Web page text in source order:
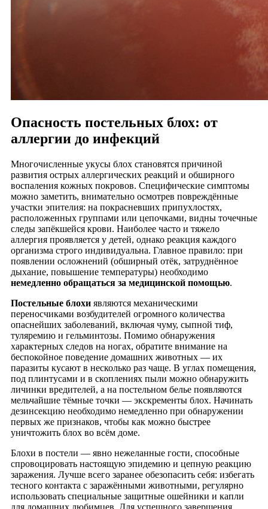
Опасность постельных блох: от
аллергии до инфекций
Многочисленные укусы блох становятся причиной
развития острых аллергических реакций и обширного
воспаления кожных покровов. Специфические симптомы
можно заметить, внимательно осмотрев повреждённые
участки эпителия: на покрасневших припухлостях,
расположенных группами или цепочками, видны точечные
следы запёкшейся крови. Наиболее часто и тяжело
аллергия проявляется у детей, однако реакция каждого
организма строго индивидуальна. Главное правило: при
появлении осложнений (обширный отёк, затруднённое
дыхание, повышение температуры) необходимо
немедленно обращаться за медицинской помощью.
Постельные блохи являются механическими
переносчиками возбудителей огромного количества
опаснейших заболеваний, включая чуму, сыпной тиф,
туляремию и гельминтозы. Помимо обнаружения
характерных следов на ногах, обратите внимание на
беспокойное поведение домашних животных — их
паразиты кусают в несколько раз чаще. В углах помещения,
под плинтусами и в скоплениях пыли можно обнаружить
личинки вредителей, а на постельном белье появляются
мельчайшие тёмные точки — экскременты блох. Начинать
дезинсекцию необходимо немедленно при обнаружении
первых же признаков, чтобы как можно быстрее
уничтожить блох во всём доме.
Блохи в постели — явно нежеланные гости, способные
спровоцировать настоящую эпидемию и цепную реакцию
заражения. Лучше всего заранее обезопасить себя: избегать
тесного контакта с заражёнными животными, регулярно
использовать специальные защитные ошейники и капли
для домашних любимцев. Для успешного завершения